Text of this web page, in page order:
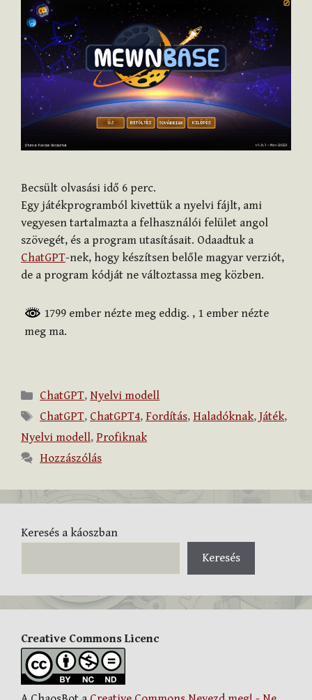
Becsült olvasási idő 6 perc.
Egy játékprogramból kivettük a nyelvi fájlt, ami
vegyesen tartalmazta a felhasználói felület angol
szövegét, és a program utasításait. Odaadtuk a
ChatGPT-nek, hogy készítsen belőle magyar verziót,
de a program kódját ne változtassa meg közben.
1799 ember nézte meg eddig. , 1 ember nézte
meg ma.
Kategória
ChatGPT, Nyelvi modell
Címkék
ChatGPT, ChatGPT4, Fordítás, Haladóknak,Játék,
Nyelvi modell, Profiknak
Hozzászólás
Keresés a káoszban
Keresés
Creative Commons Licenc